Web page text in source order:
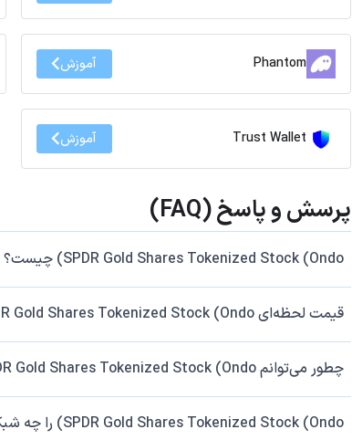
Phantom آموزش
Trust Wallet آموزش
پرسش و پاسخ (FAQ)
SPDR Gold Shares Tokenized Stock (Ondo) چیست؟
قیمت لحظه‌ای SPDR Gold Shares Tokenized Stock (Ondo) را از کجا چک کنم؟
چطور می‌توانم SPDR Gold Shares Tokenized Stock (Ondo) بخرم یا بفروشم؟
SPDR Gold Shares Tokenized Stock (Ondo) را چه شبکه‌هایی پشتیبانی می‌کند؟